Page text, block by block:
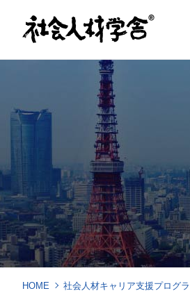
HOME 社会人材キャリア支援プログラ